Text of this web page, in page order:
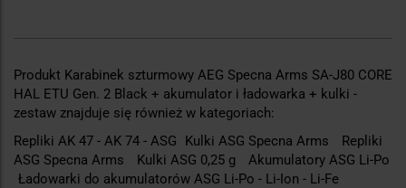
Produkt Karabinek szturmowy AEG Specna Arms SA-J80 CORE
HAL ETU Gen. 2 Black + akumulator i ładowarka + kulki -
zestaw znajduje się również w kategoriach:
Repliki AK 47 - AK 74 - ASG
Kulki ASG Specna Arms
Repliki
ASG Specna Arms
Kulki ASG 0,25 g
Akumulatory ASG Li-Po
Ładowarki do akumulatorów ASG Li-Po - Li-Ion - Li-Fe